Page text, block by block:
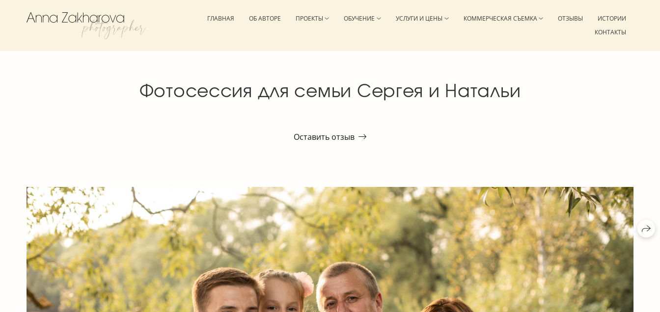
ГЛАВНАЯ ОБ АВТОРЕ ПРОЕКТЫ ОБУЧЕНИЕ УСЛУГИ И ЦЕНЫ КОММЕРЧЕСКАЯ СЪЕМКА ОТЗЫВЫ
ИСТОРИИ
КОНТАКТЫ
Фотосессия для семьи Сергея и Натальи
Оставить отзыв